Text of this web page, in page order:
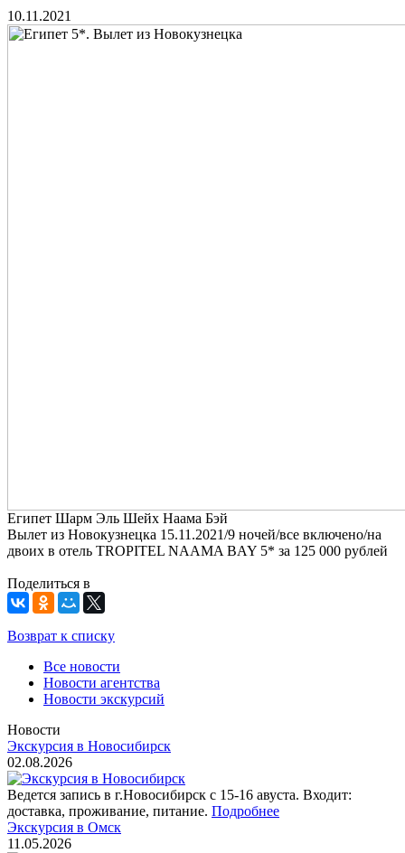
10.11.2021
Египет Шарм Эль Шейх Наама Бэй
Вылет из Новокузнецка 15.11.2021/9 ночей/все включено/на
двоих в отель TROPITEL NAAMA BAY 5* за 125 000 рублей
Поделиться в
Возврат к списку
Все новости
Новости агентства
Новости экскурсий
Новости
Экскурсия в Новосибирск
02.08.2026
Ведется запись в г.Новосибирск с 15-16 авуста. Входит:
доставка, проживание, питание. Подробнее
Экскурсия в Омск
11.05.2026